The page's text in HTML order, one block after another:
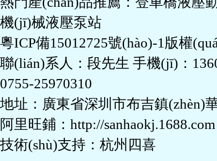
機(jī)械液壓泵站
粵ICP備15012725號(hào)-1
聯(lián)系人：段先生 手機(jī)：
0755-25970310
地址：廣東省深圳市布吉鎮(zhèn)
阿里旺鋪：http://sanhaokj.1688.com
技術(shù)支持：杭州四喜